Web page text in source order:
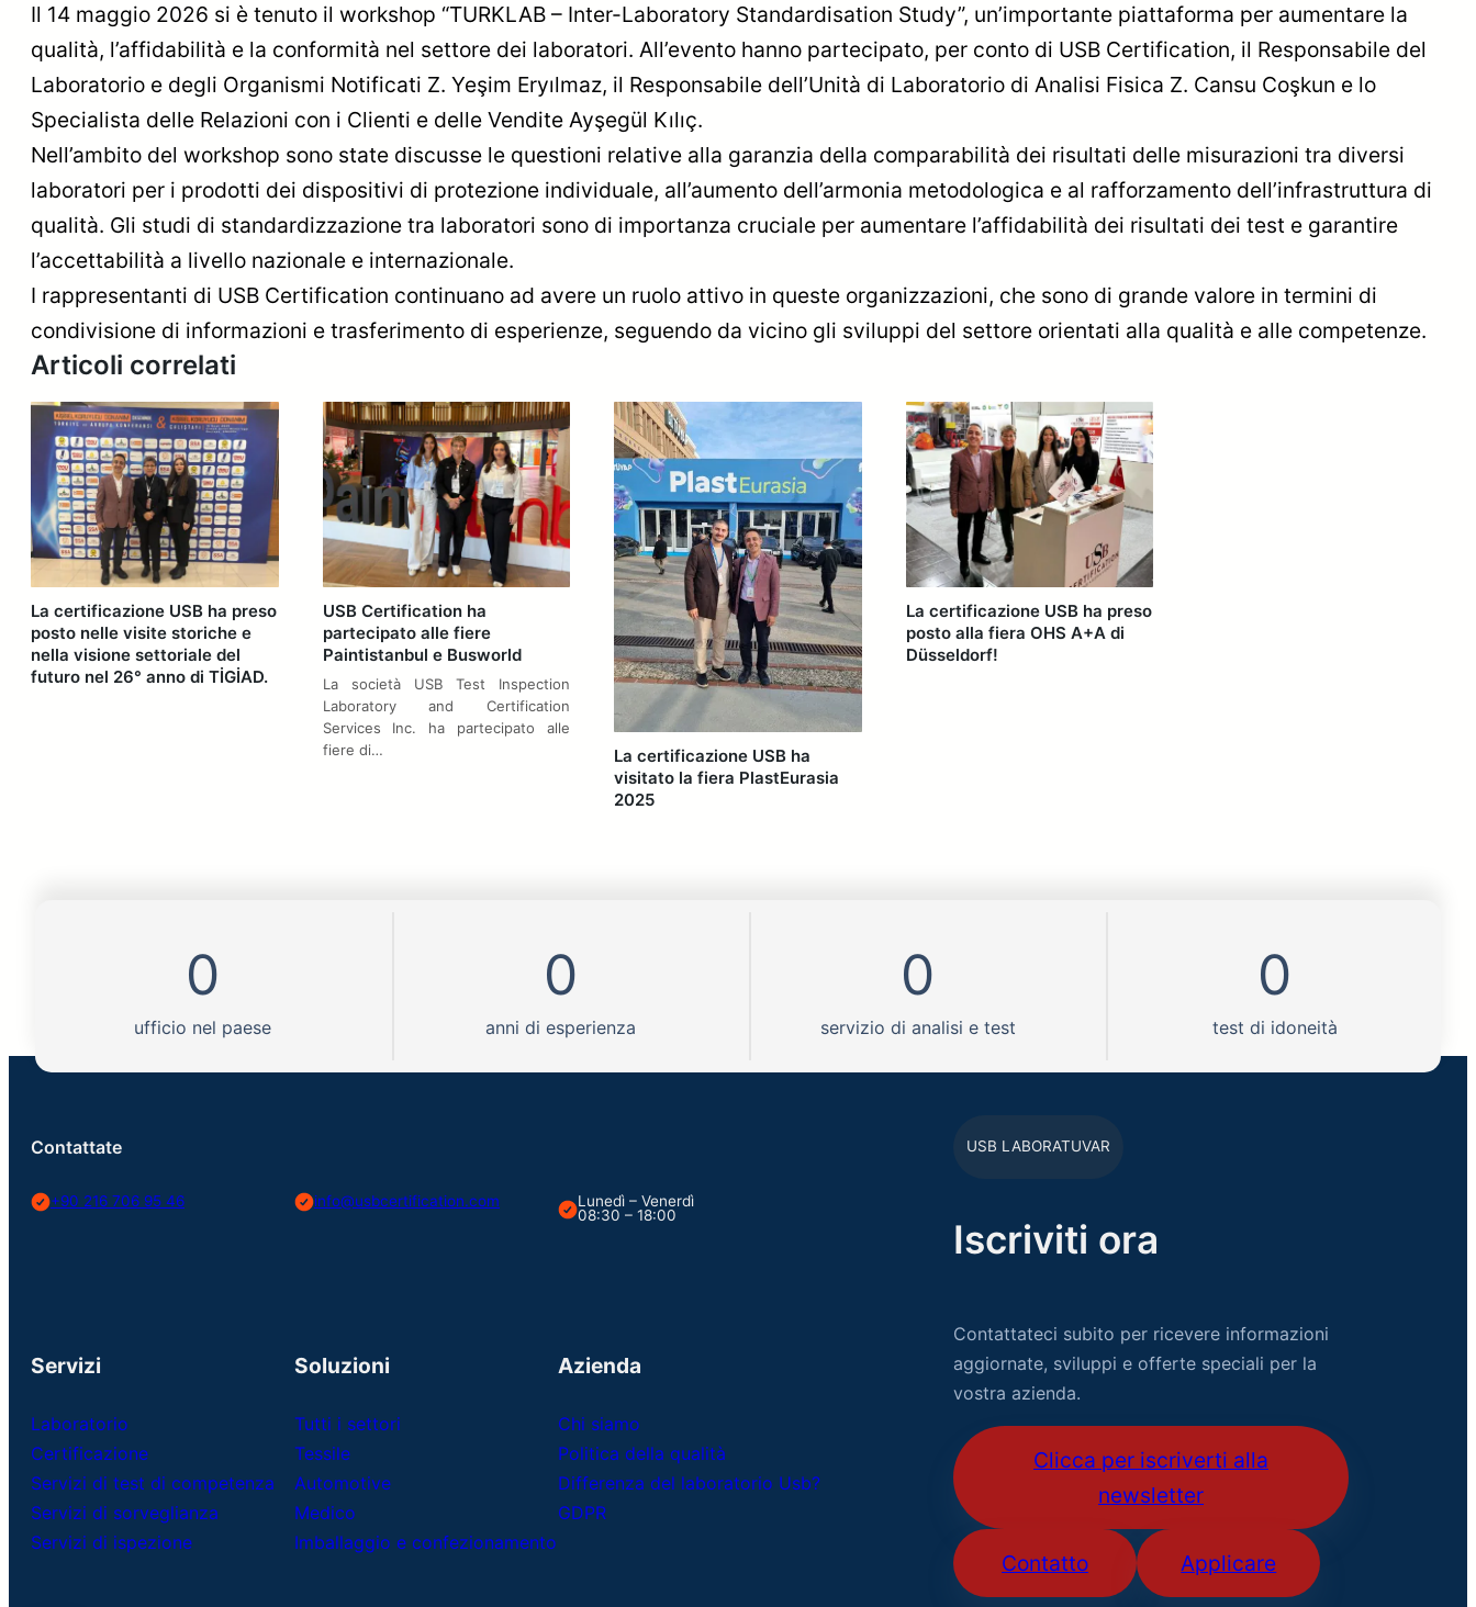
Il 14 maggio 2026 si è tenuto il workshop “TURKLAB – Inter-Laboratory Standardisation Study”, un’importante piattaforma per aumentare la
qualità, l’affidabilità e la conformità nel settore dei laboratori. All’evento hanno partecipato, per conto di USB Certification, il Responsabile del
Laboratorio e degli Organismi Notificati Z. Yeşim Eryılmaz, il Responsabile dell’Unità di Laboratorio di Analisi Fisica Z. Cansu Coşkun e lo
Specialista delle Relazioni con i Clienti e delle Vendite Ayşegül Kılıç.
Nell’ambito del workshop sono state discusse le questioni relative alla garanzia della comparabilità dei risultati delle misurazioni tra diversi
laboratori per i prodotti dei dispositivi di protezione individuale, all’aumento dell’armonia metodologica e al rafforzamento dell’infrastruttura di
qualità. Gli studi di standardizzazione tra laboratori sono di importanza cruciale per aumentare l’affidabilità dei risultati dei test e garantire
l’accettabilità a livello nazionale e internazionale.
I rappresentanti di USB Certification continuano ad avere un ruolo attivo in queste organizzazioni, che sono di grande valore in termini di
condivisione di informazioni e trasferimento di esperienze, seguendo da vicino gli sviluppi del settore orientati alla qualità e alle competenze.
Articoli correlati
La certificazione USB ha preso
posto nelle visite storiche e
nella visione settoriale del
futuro nel 26° anno di TİGİAD.
USB Certification ha
partecipato alle fiere
Paintistanbul e Busworld
La società USB Test Inspection
Laboratory and Certification
Services Inc. ha partecipato alle
fiere di…
La certificazione USB ha
visitato la fiera PlastEurasia
2025
La certificazione USB ha preso
posto alla fiera OHS A+A di
Düsseldorf!
0
ufficio nel paese
0
anni di esperienza
0
servizio di analisi e test
0
test di idoneità
Contattate
+90 216 706 95 46 info@usbcertification.com
Lunedì – Venerdì
08:30 – 18:00
Servizi
Laboratorio
Certificazione
Servizi di test di competenza
Servizi di sorveglianza
Servizi di ispezione
Soluzioni
Tutti i settori
Tessile
Automotive
Medico
Imballaggio e confezionamento
Azienda
Chi siamo
Politica della qualità
Differenza del laboratorio Usb?
GDPR
USB LABORATUVAR
Iscriviti ora
Contattateci subito per ricevere informazioni
aggiornate, sviluppi e offerte speciali per la
vostra azienda.
Clicca per iscriverti alla
newsletter
Contatto Applicare